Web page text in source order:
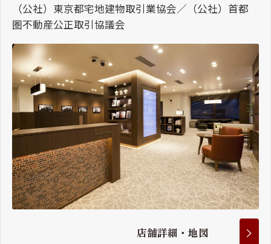
（公社）東京都宅地建物取引業協会／（公社）首都
圏不動産公正取引協議会
店舗詳細 ・地図